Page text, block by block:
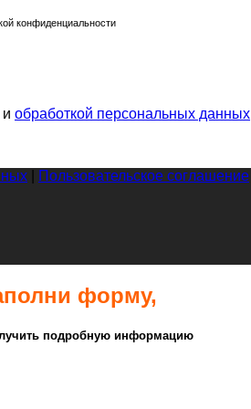
конфиденциальности
и обработкой персональных данных
Пользовательское соглашение
форму,
подробную информацию